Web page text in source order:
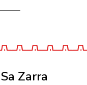
Zarra